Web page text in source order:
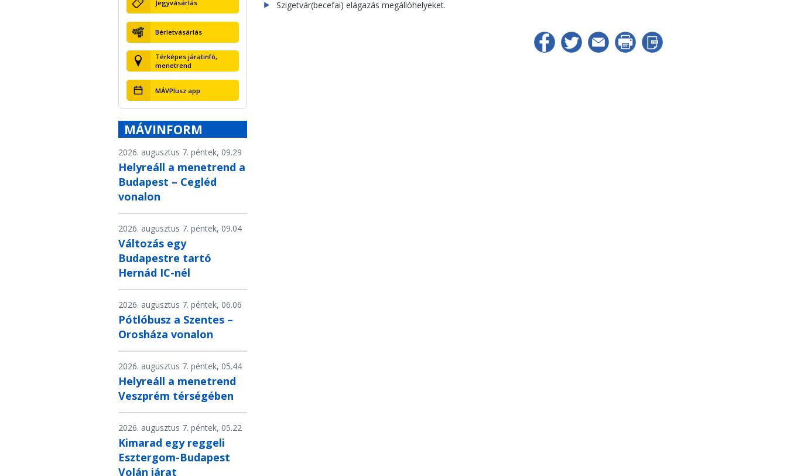
Jegyvásárlás
Bérletvásárlás
Térképes járatinfó,
menetrend
MÁVPlusz app
MÁVINFORM
2026. augusztus 7. péntek, 09.29
Helyreáll a menetrend a
Budapest – Cegléd
vonalon
2026. augusztus 7. péntek, 09.04
Változás egy
Budapestre tartó
Hernád IC-nél
2026. augusztus 7. péntek, 06.06
Pótlóbusz a Szentes –
Orosháza vonalon
2026. augusztus 7. péntek, 05.44
Helyreáll a menetrend
Veszprém térségében
2026. augusztus 7. péntek, 05.22
Kimarad egy reggeli
Esztergom-Budapest
Volán járat
Szigetvár(becefai) elágazás megállóhelyeket.